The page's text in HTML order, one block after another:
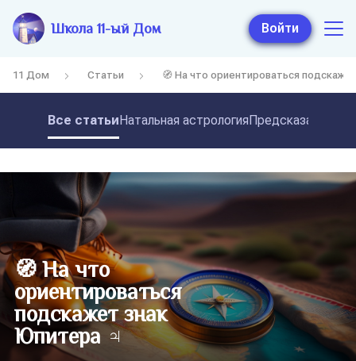
Школа 11-ый Дом Войти
11 Дом Статьи 🧭 На что ориентироваться
Все статьиНатальная астрология
🧭 На что
ориентироваться
подскажет знак
Юпитера ♃